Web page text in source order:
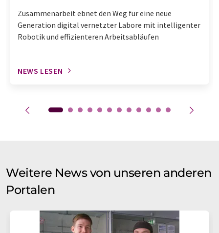
Zusammenarbeit ebnet den Weg für eine neue
Generation digital vernetzter Labore mit intelligenter
Robotik und effizienteren Arbeitsabläufen
NEWS LESEN
Weitere News von unseren anderen
Portalen